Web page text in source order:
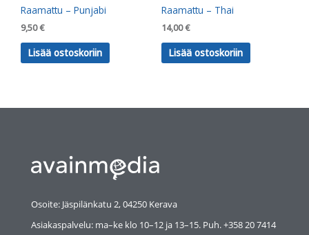
Raamattu – Punjabi
9,50€
Lisää ostoskoriin
Raamattu – Thai
14,00€
Lisää ostoskoriin
Osoite: Jäspilänkatu 2, 04250 Kerava
Asiakaspalvelu: ma–ke klo 10–12 ja 13–15. Puh. +358 20 7414